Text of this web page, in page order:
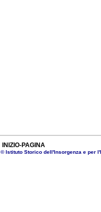
INIZIO-PAGINA
© Istituto Storico dell'Insorgenza e per